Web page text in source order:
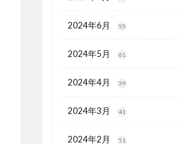
2024年6月 55
2024年5月 61
2024年4月 39
2024年3月 41
2024年2月 51